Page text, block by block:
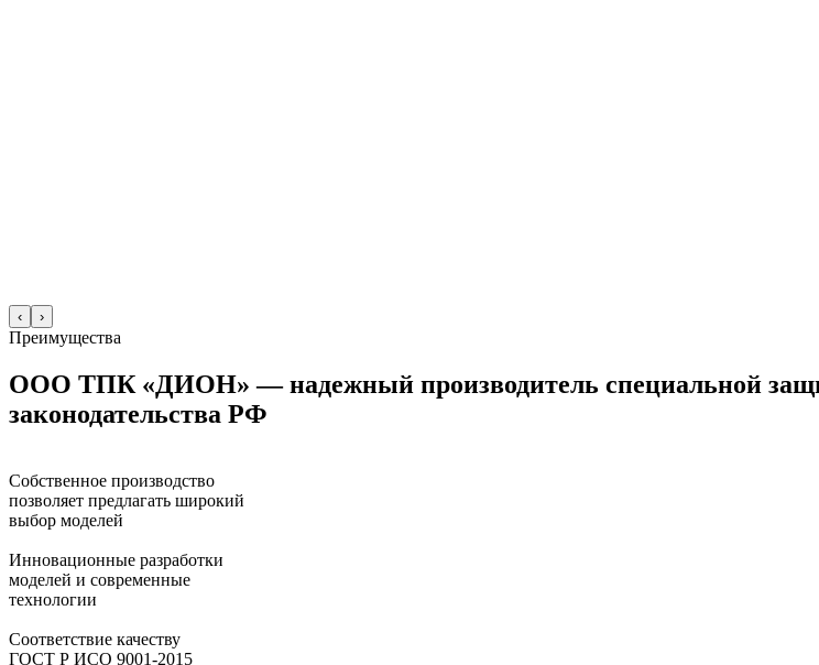
‹ ›
Преимущества
ООО ТПК «ДИОН» — надежный производитель специальной
законодательства РФ
Собственное производство
позволяет предлагать широкий
выбор моделей
Инновационные разработки
моделей и современные
технологии
Соответствие качеству
ГОСТ Р ИСО 9001-2015